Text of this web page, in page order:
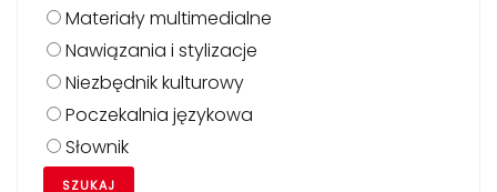
Materiały multimedialne
Nawiązania i stylizacje
Niezbędnik kulturowy
Poczekalnia językowa
Słownik